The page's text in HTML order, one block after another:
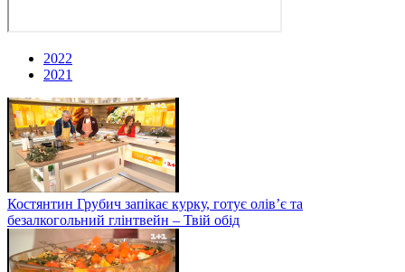
2022
2021
Костянтин Грубич запікає курку, готує олів’є та
безалкогольний глінтвейн – Твій обід